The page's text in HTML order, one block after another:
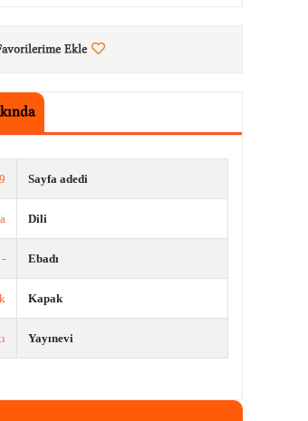
Ekle
Sayfa adedi
Dili
Ebadı
- 32 Kesim
Kapak
Yayınevi